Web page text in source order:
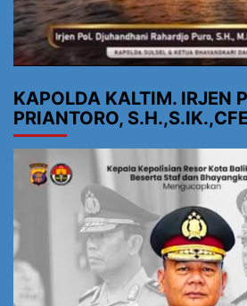
KAPOLDA KALTIM. IRJEN
PRIANTORO,